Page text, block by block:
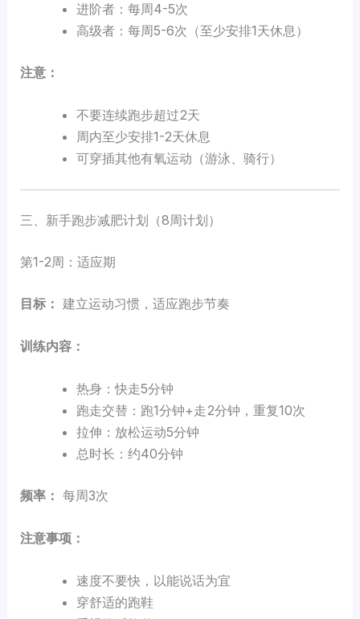
进阶者：每周4-5次
高级者：每周5-6次（至少安排1天休息）
注意：
不要连续跑步超过2天
周内至少安排1-2天休息
可穿插其他有氧运动（游泳、骑行）
三、新手跑步减肥计划（8周计划）
第1-2周：适应期
目标： 建立运动习惯，适应跑步节奏
训练内容：
热身：快走5分钟
跑走交替：跑1分钟+走2分钟，重复10次
拉伸：放松运动5分钟
总时长：约40分钟
频率： 每周3次
注意事项：
速度不要快，以能说话为宜
穿舒适的跑鞋